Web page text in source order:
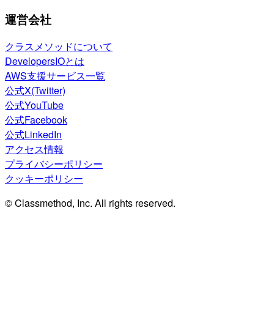
運営会社
クラスメソッドについて
DevelopersIOとは
AWS支援サービス一覧
公式X(Twitter)
公式YouTube
公式Facebook
公式LinkedIn
アクセス情報
プライバシーポリシー
クッキーポリシー
© Classmethod, Inc. All rights reserved.